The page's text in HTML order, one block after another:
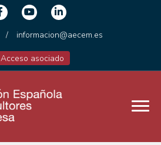
/ informacion@aecem.es
Acceso asociado